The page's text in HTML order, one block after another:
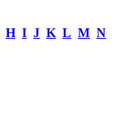
H I J K L M N